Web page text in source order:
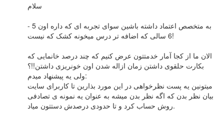
سلام
به متخصص اعتماد داشته باشین سوای تجربه ای که داره اون 5 -
6 سالی که اضافه تر درس میخونه کشک که نیست!
الان ما از کجا آمار خدمتتون عرض کنیم که چند درصد خانمایی که
بکارت حلقوی داشتن زمان ازاله شدن اون خونریزی داشتن!!؟
ولی یه پیشنهاد میدم:
میتونین یه پست نظرخواهی در این مورد بذارین تا کاربرای سایت
بیان نظر بدن که اگه نظر بدن میشه به عنوان یه نمونه ی تصادفی
روش حساب کرد و تا حدودی درصدش دستتون میاد.